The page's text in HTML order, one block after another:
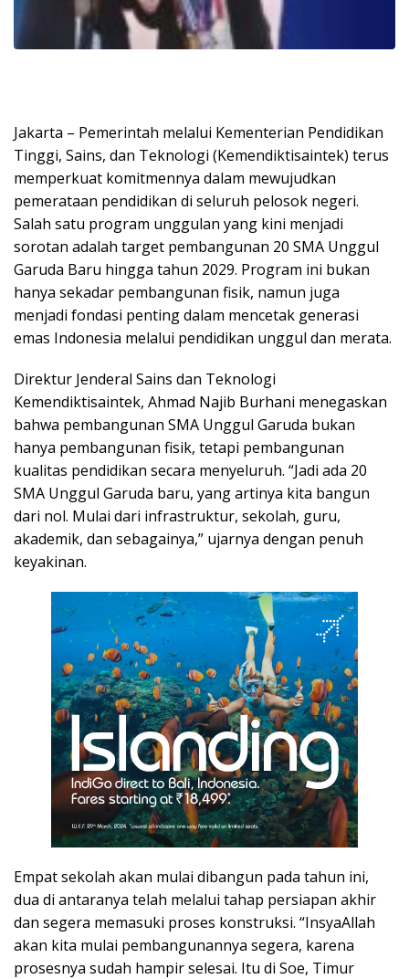
Jakarta – Pemerintah melalui Kementerian Pendidikan
Tinggi, Sains, dan Teknologi (Kemendiktisaintek) terus
memperkuat komitmennya dalam mewujudkan
pemerataan pendidikan di seluruh pelosok negeri.
Salah satu program unggulan yang kini menjadi
sorotan adalah target pembangunan 20 SMA Unggul
Garuda Baru hingga tahun 2029. Program ini bukan
hanya sekadar pembangunan fisik, namun juga
menjadi fondasi penting dalam mencetak generasi
emas Indonesia melalui pendidikan unggul dan merata.
Direktur Jenderal Sains dan Teknologi
Kemendiktisaintek, Ahmad Najib Burhani menegaskan
bahwa pembangunan SMA Unggul Garuda bukan
hanya pembangunan fisik, tetapi pembangunan
kualitas pendidikan secara menyeluruh. “Jadi ada 20
SMA Unggul Garuda baru, yang artinya kita bangun
dari nol. Mulai dari infrastruktur, sekolah, guru,
akademik, dan sebagainya,” ujarnya dengan penuh
keyakinan.
Empat sekolah akan mulai dibangun pada tahun ini,
dua di antaranya telah melalui tahap persiapan akhir
dan segera memasuki proses konstruksi. “InsyaAllah
akan kita mulai pembangunannya segera, karena
prosesnya sudah hampir selesai. Itu di Soe, Timur